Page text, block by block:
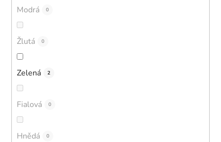
Modrá 0
Žlutá 0
Zelená 2
Fialová 0
Hnědá 0